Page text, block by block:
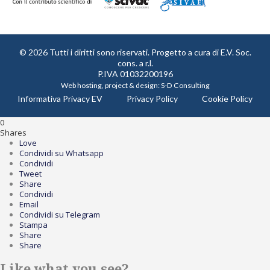
© 2026 Tutti i diritti sono riservati. Progetto a cura diE.V. Soc.
cons. a r.l.
P.IVA 01032200196
Web hosting, project & design:S-D Consulting
Informativa Privacy EV Privacy Policy Cookie Policy
0
Shares
Love
Condividi su Whatsapp
Condividi
Tweet
Share
Condividi
Email
Condividi su Telegram
Stampa
Share
Share